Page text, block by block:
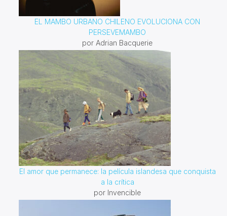
EL MAMBO URBANO CHILENO EVOLUCIONA CON
PERSEVEMAMBO
por Adrian Bacquerie
El amor que permanece: la película islandesa que conquista
a la crítica
por Invencible